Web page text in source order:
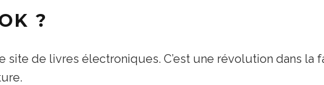
?
site de livres électroniques. C’est une révolution dans la